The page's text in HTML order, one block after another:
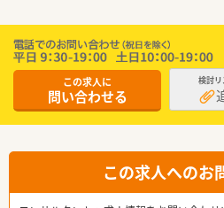
この求人に
問い合わせる
検討リ
この求人へのお